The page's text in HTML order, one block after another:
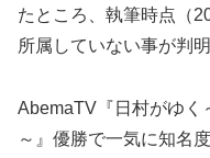
たところ、執筆時点（
所属していない事が判明
AbemaTV『日村がゆく
～』優勝で一気に知名